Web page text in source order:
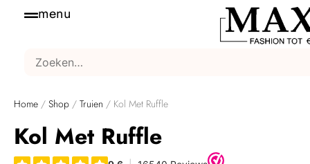
menu
Home / Shop / Truien / Kol Met Ruffle
Kol Met Ruffle